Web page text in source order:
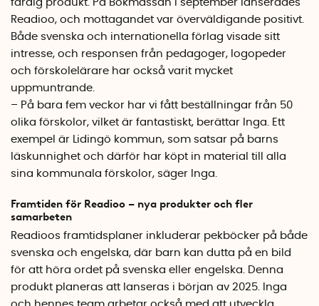
färdig produkt. På Bokmässan i september lanserades
Readioo, och mottagandet var överväldigande positivt.
Både svenska och internationella förlag visade sitt
intresse, och responsen från pedagoger, logopeder
och förskolelärare har också varit mycket
uppmuntrande.
– På bara fem veckor har vi fått beställningar från 50
olika förskolor, vilket är fantastiskt, berättar Inga. Ett
exempel är Lidingö kommun, som satsar på barns
läskunnighet och därför har köpt in material till alla
sina kommunala förskolor, säger Inga.
Framtiden för Readioo – nya produkter och fler
samarbeten
Readioos framtidsplaner inkluderar pekböcker på både
svenska och engelska, där barn kan dutta på en bild
för att höra ordet på svenska eller engelska. Denna
produkt planeras att lanseras i början av 2025. Inga